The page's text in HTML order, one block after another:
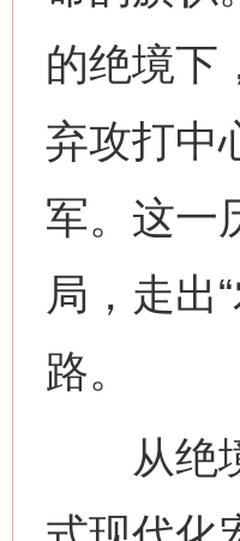
的绝境下
弃攻打中
军。这一
局，走出
路。
从绝境